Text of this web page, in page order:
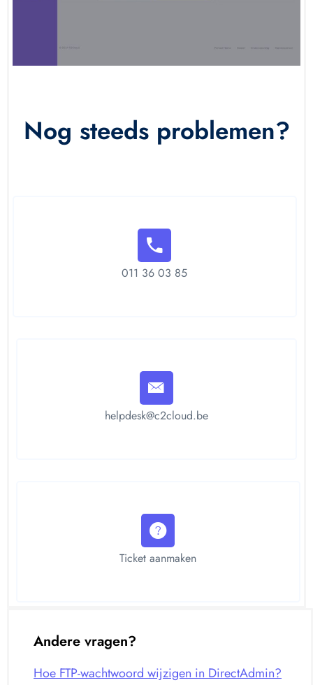
Nog steeds problemen?
011 36 03 85
helpdesk@c2cloud.be
Ticket aanmaken
Andere vragen?
Hoe FTP-wachtwoord wijzigen in DirectAdmin?